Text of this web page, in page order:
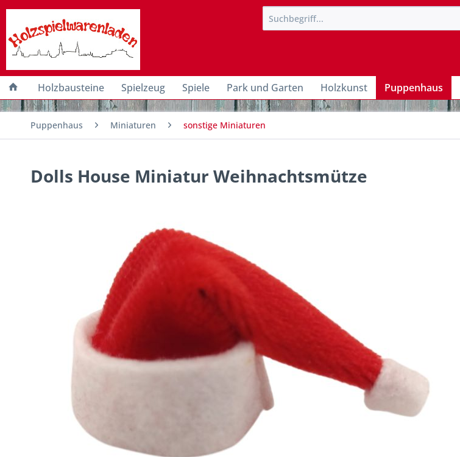
Holzbausteine Spielzeug Spiele Park und Garten Holzkunst Puppenhaus
Puppenhaus Miniaturen sonstige Miniaturen
Dolls House Miniatur Weihnachtsmütze